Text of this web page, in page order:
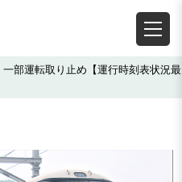
部運転取り止め【運行時刻表状況最